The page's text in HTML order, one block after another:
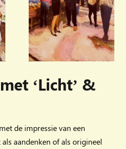
‘Licht’ &
de impressie van een
aandenken of als origineel